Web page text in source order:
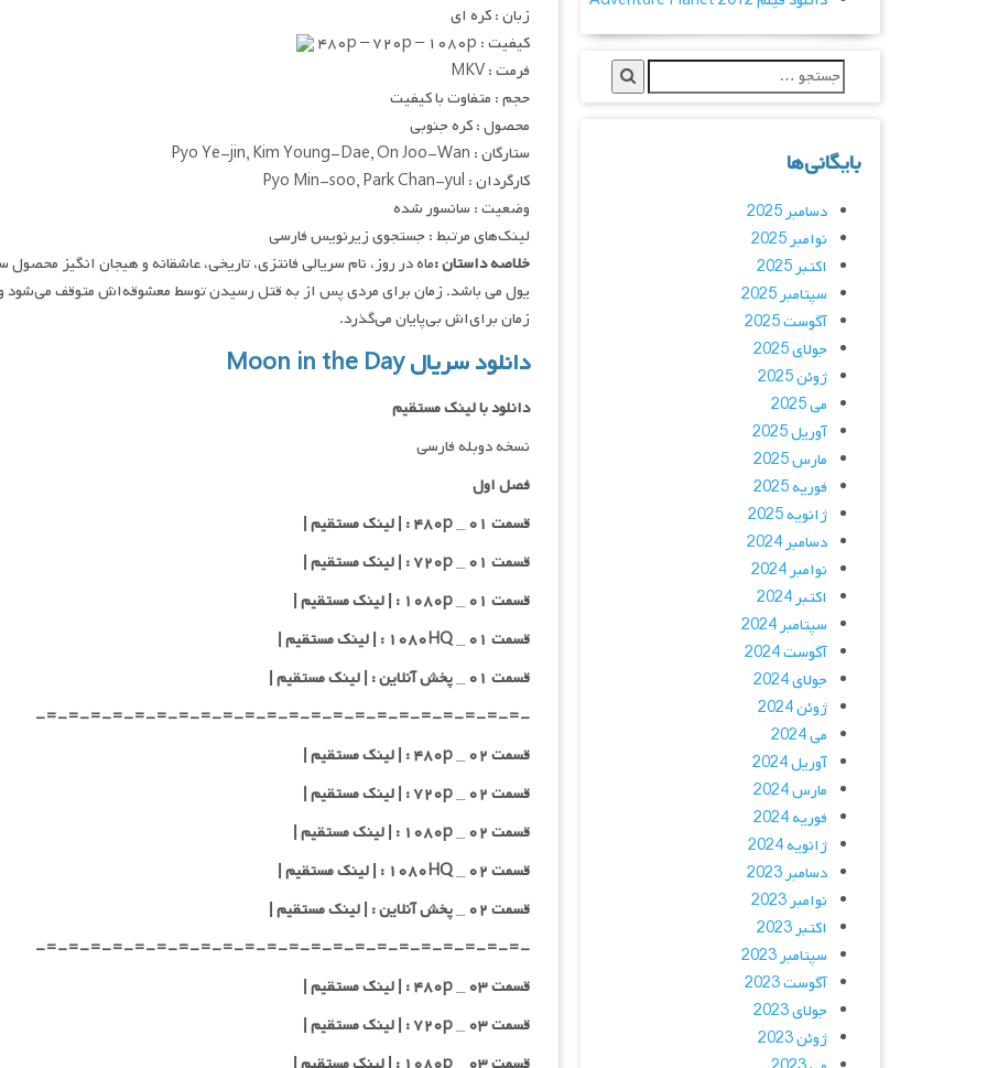
زبان : کره ای
کیفیت : ۴۸۰p – ۷۲۰p – ۱۰۸۰p
فرمت : MKV
حجم : متفاوت با کیفیت
محصول : کره جنوبی
ستارگان : Pyo Ye-jin, Kim Young-Dae, On Joo-Wan
کارگردان : Pyo Min-soo, Park Chan-yul
وضعیت : سانسور شده
لینک‌های مرتبط : جستجوی زیرنویس فارسی
خلاصه داستان :
یول می باشد. زمان برای مردی پس از به قتل رسیدن توسط معشوقه‌اش متوقف می‌شود
زمان برای‌اش بی‌پایان می‌گذرد.
دانلود سریال Moon in the Day
دانلود با لینک مستقیم
نسخه دوبله فارسی
فصل اول
قسمت ۰۱ _ ۴۸۰p : | لینک مستقیم |
قسمت ۰۱ _ ۷۲۰p : | لینک مستقیم |
قسمت ۰۱ _ ۱۰۸۰p : | لینک مستقیم |
قسمت ۰۱ _ ۱۰۸۰HQ : | لینک مستقیم |
قسمت ۰۱ _ پخش آنلاین : | لینک مستقیم |
-=-=-=-=-=-=-=-=-=-=-=-=-=-=-=-=-=-=-=-=-=-=-
قسمت ۰۲ _ ۴۸۰p : | لینک مستقیم |
قسمت ۰۲ _ ۷۲۰p : | لینک مستقیم |
قسمت ۰۲ _ ۱۰۸۰p : | لینک مستقیم |
قسمت ۰۲ _ ۱۰۸۰HQ : | لینک مستقیم |
قسمت ۰۲ _ پخش آنلاین : | لینک مستقیم |
-=-=-=-=-=-=-=-=-=-=-=-=-=-=-=-=-=-=-=-=-=-=-
قسمت ۰۳ _ ۴۸۰p : | لینک مستقیم |
قسمت ۰۳ _ ۷۲۰p : | لینک مستقیم |
بایگانی‌ها
دسامبر 2025
نوامبر 2025
اکتبر 2025
سپتامبر 2025
آگوست 2025
جولای 2025
ژوئن 2025
می 2025
آوریل 2025
مارس 2025
فوریه 2025
ژانویه 2025
دسامبر 2024
نوامبر 2024
اکتبر 2024
سپتامبر 2024
آگوست 2024
جولای 2024
ژوئن 2024
می 2024
آوریل 2024
مارس 2024
فوریه 2024
ژانویه 2024
دسامبر 2023
نوامبر 2023
اکتبر 2023
سپتامبر 2023
آگوست 2023
جولای 2023
ژوئن 2023